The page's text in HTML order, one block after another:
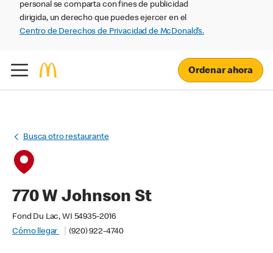
personal se comparta con fines de publicidad
dirigida, un derecho que puedes ejercer en el
Centro de Derechos de Privacidad de McDonald’s.
Ordenar ahora
Busca otro restaurante
770 W Johnson St
Fond Du Lac, WI 54935-2016
Cómo llegar
(920) 922-4740